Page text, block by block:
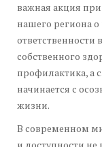
важная акция
нашего региона
ответственности
собственного
профилактика, а
начинается с
жизни.
В современном